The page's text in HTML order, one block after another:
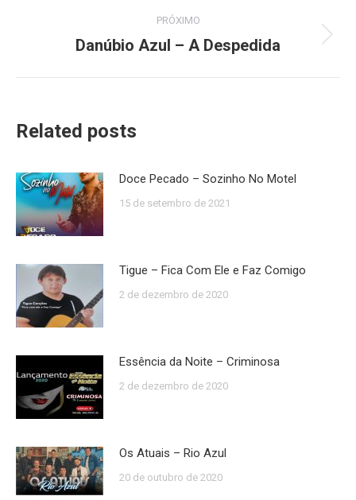
PRÓXIMO
Próximo
Danúbio Azul – A Despedida
Related posts
Doce Pecado – Sozinho No Motel
15 de setembro de 2021
Tigue – Fica Com Ele e Faz Comigo
2 de dezembro de 2020
Essência da Noite – Criminosa
2 de dezembro de 2020
Os Atuais – Rio Azul
20 de outubro de 2020